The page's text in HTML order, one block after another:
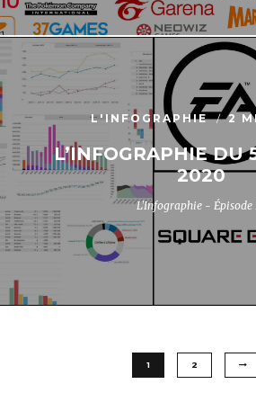
L'INFOGRAPHIE 2
L’INFOGRAPHIE DU
2020
L'Infographie - Épisode
1 2